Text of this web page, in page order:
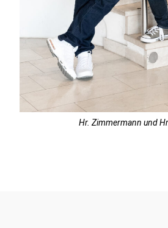
Hr. Zimmermann und